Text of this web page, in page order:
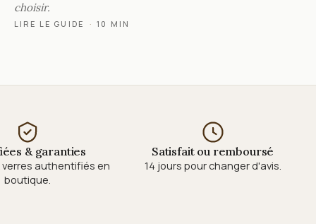
choisir.
LIRE LE GUIDE · 10 MIN
& garanties
verres authentifiés en
boutique.
Satisfait ou remboursé
14 jours pour changer d'avis.